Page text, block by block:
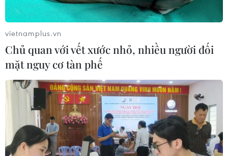
Đoàn Tiểu ban Văn kiện Đại hội XIII của
Đảng làm việc tại Điện Biên
vietnamplus.vn
Chủ quan với vết xước nhỏ, nhiều người đối
mặt nguy cơ tàn phế